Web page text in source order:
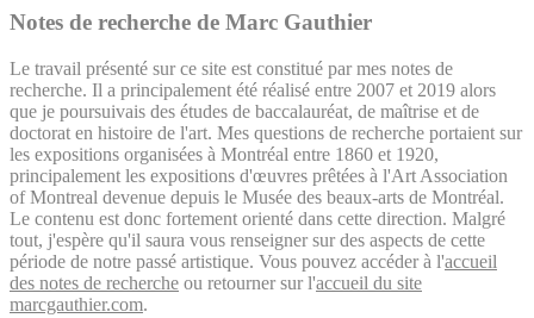
Notes de recherche de Marc Gauthier
Le travail présenté sur ce site est constitué par mes notes de
recherche. Il a principalement été réalisé entre 2007 et 2019 alors
que je poursuivais des études de baccalauréat, de maîtrise et de
doctorat en histoire de l'art. Mes questions de recherche portaient sur
les expositions organisées à Montréal entre 1860 et 1920,
principalement les expositions d'œuvres prêtées à l'Art Association
of Montreal devenue depuis le Musée des beaux-arts de Montréal.
Le contenu est donc fortement orienté dans cette direction. Malgré
tout, j'espère qu'il saura vous renseigner sur des aspects de cette
période de notre passé artistique. Vous pouvez accéder à l'accueil
des notes de recherche ou retourner sur l'accueil du site
marcgauthier.com.